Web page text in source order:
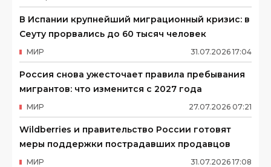
В Испании крупнейший миграционный кризис: в
Сеуту прорвались до 60 тысяч человек
31.07.2026 17:04
МИР
Россия снова ужесточает правила пребывания
мигрантов: что изменится с 2027 года
27.07.2026 07:21
МИР
Wildberries и правительство России готовят
меры поддержки пострадавших продавцов
31.07.2026 17:08
МИР